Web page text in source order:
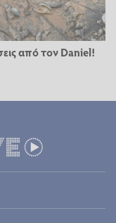
από τον Daniel!